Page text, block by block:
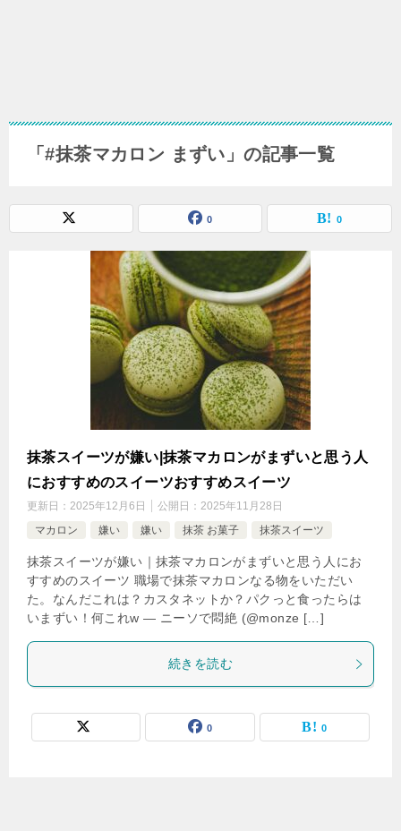
「#抹茶マカロン まずい」の記事一覧
0 0
抹茶スイーツが嫌い|抹茶マカロンがまずいと思う人
におすすめのスイーツおすすめスイーツ
更新日： 2025年12月6日 公開日： 2025年11月28日
マカロン
嫌い 嫌い 抹茶 お菓子 抹茶スイーツ
抹茶スイーツが嫌い｜抹茶マカロンがまずいと思う人にお
すすめのスイーツ 職場で抹茶マカロンなる物をいただい
た。なんだこれは？カスタネットか？パクっと食ったらは
いまずい！何これw — ニーソで悶絶 (@monze […]
続きを読む
0 0